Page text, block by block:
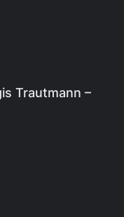
Trautmann –